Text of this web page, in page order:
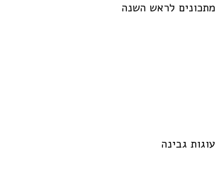
מתכונים לראש השנה
עוגות גבינה